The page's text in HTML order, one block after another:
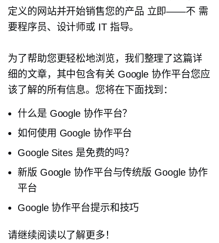
定义的网站并开始销售您的产品 立即——不 需
要程序员、设计师或 IT 指导。
为了帮助您更轻松地浏览，我们整理了这篇详
细的文章，其中包含有关 Google 协作平台您应
该了解的所有信息。您将在下面找到：
什么是 Google 协作平台？
如何使用 Google 协作平台
Google Sites 是免费的吗？
新版 Google 协作平台与传统版 Google 协作
平台
Google 协作平台提示和技巧
请继续阅读以了解更多！